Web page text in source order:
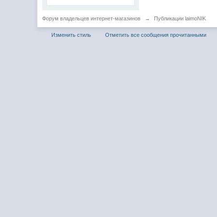
Форум владельцев интернет-магазинов → Публикации laimoNIK
Изменить стиль Отметить все сообщения прочитанными